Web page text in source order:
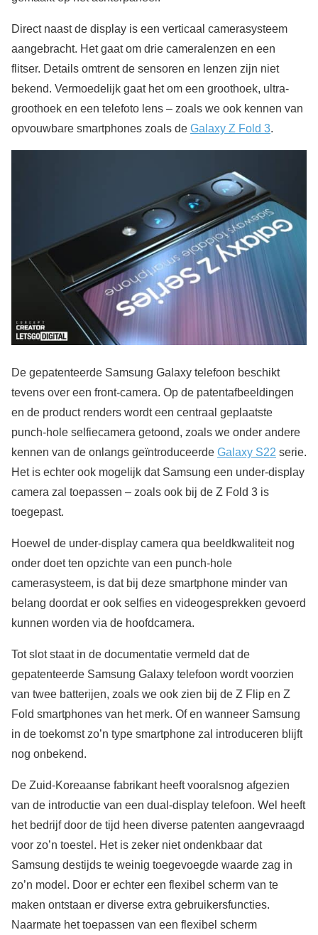
Direct naast de display is een verticaal camerasysteem
aangebracht. Het gaat om drie cameralenzen en een
flitser. Details omtrent de sensoren en lenzen zijn niet
bekend. Vermoedelijk gaat het om een groothoek, ultra-
groothoek en een telefoto lens – zoals we ook kennen van
opvouwbare smartphones zoals de Galaxy Z Fold 3.
De gepatenteerde Samsung Galaxy telefoon beschikt
tevens over een front-camera. Op de patentafbeeldingen
en de product renders wordt een centraal geplaatste
punch-hole selfiecamera getoond, zoals we onder andere
kennen van de onlangs geïntroduceerde Galaxy S22 serie.
Het is echter ook mogelijk dat Samsung een under-display
camera zal toepassen – zoals ook bij de Z Fold 3 is
toegepast.
Hoewel de under-display camera qua beeldkwaliteit nog
onder doet ten opzichte van een punch-hole
camerasysteem, is dat bij deze smartphone minder van
belang doordat er ook selfies en videogesprekken gevoerd
kunnen worden via de hoofdcamera.
Tot slot staat in de documentatie vermeld dat de
gepatenteerde Samsung Galaxy telefoon wordt voorzien
van twee batterijen, zoals we ook zien bij de Z Flip en Z
Fold smartphones van het merk. Of en wanneer Samsung
in de toekomst zo’n type smartphone zal introduceren blijft
nog onbekend.
De Zuid-Koreaanse fabrikant heeft vooralsnog afgezien
van de introductie van een dual-display telefoon. Wel heeft
het bedrijf door de tijd heen diverse patenten aangevraagd
voor zo’n toestel. Het is zeker niet ondenkbaar dat
Samsung destijds te weinig toegevoegde waarde zag in
zo’n model. Door er echter een flexibel scherm van te
maken ontstaan er diverse extra gebruikersfuncties.
Naarmate het toepassen van een flexibel scherm